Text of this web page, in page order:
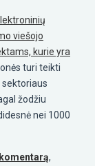
viešojo
kurie yra
turi teikti
žodžiu
nei 1000
,